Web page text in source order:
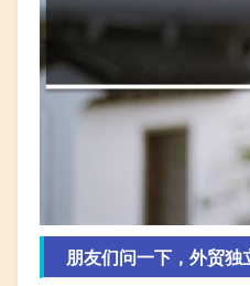
朋友们问一下，外贸